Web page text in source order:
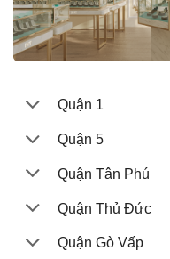
Quận 1
Quận 5
Quận Tân Phú
Quận Thủ Đức
Quận Gò Vấp